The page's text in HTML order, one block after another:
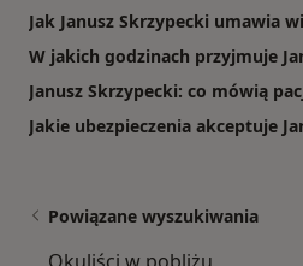
Jak Janusz Skrzypecki umawia
W jakich godzinach przyjmuje
Janusz Skrzypecki: co mówią
Jakie ubezpieczenia akceptuje
Powiązane wyszukiwania